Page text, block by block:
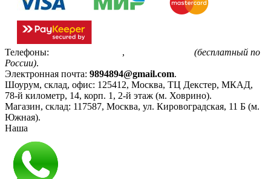
Телефоны: ,
(бесплатный по
России).
Электронная почта: 9894894@gmail.com.
Шоурум, склад, офис: 125412, Москва, ТЦ Декстер, МКАД,
78-й километр, 14, корп. 1, 2-й этаж (м. Ховрино).
Магазин, склад: 117587, Москва, ул. Кировоградская, 11 Б (м.
Южная).
Наша